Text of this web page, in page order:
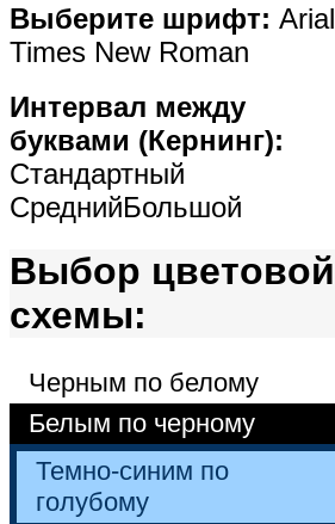
Выберите шрифт: Arial
Times New Roman
Интервал между
буквами (Кернинг):
Стандартный
СреднийБольшой
Выбор цветовой
схемы:
Черным по белому
Белым по черному
Темно-синим по
голубому